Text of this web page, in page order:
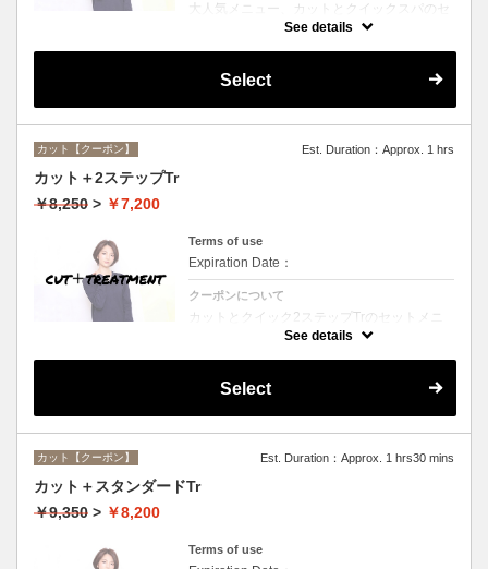
大人気メニュー、カットとクイックスパのセ
ットメニュー。本場バリ式クイックスパで頭
See details
Select
カット【クーポン】 Est. Duration：Approx. 1 hrs
カット＋2ステップTr
￥8,250 > ￥7,200
Terms of use
Expiration Date：
クーポンについて
カットとクイック2ステップTrのセットメニ
ュー☆シャンプー、ブロー付。ロング料金な
See details
Select
カット【クーポン】 Est. Duration：Approx. 1 hrs30 mins
カット＋スタンダードTr
￥9,350 > ￥8,200
Terms of use